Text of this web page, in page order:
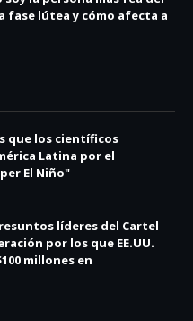
fase lútea y cómo afecta a
que los científicos
Latina por el
El Niño"
líderes del Cartel
por los que EE.UU.
millones en